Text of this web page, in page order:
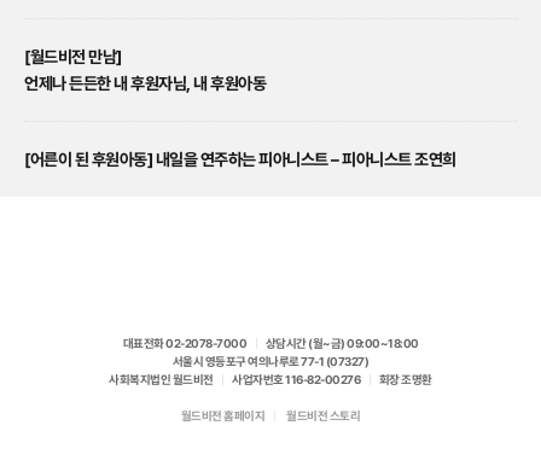
[월드비전 만남]
언제나 든든한 내 후원자님, 내 후원아동
[어른이 된 후원아동] 내일을 연주하는 피아니스트 – 피아니스트 조연희
대표전화 02-2078-7000
상담시간 (월~금) 09:00~18:00
서울시 영등포구 여의나루로 77-1 (07327)
사회복지법인 월드비전
사업자번호 116-82-00276 회장 조명환
월드비전 홈페이지 월드비전 스토리